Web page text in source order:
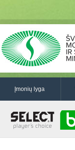
Įmonių lyga